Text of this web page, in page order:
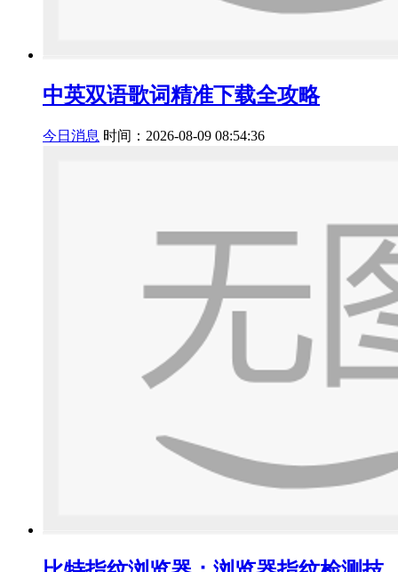
中英双语歌词精准下载全攻略
今日消息 时间：2026-08-09 08:54:36